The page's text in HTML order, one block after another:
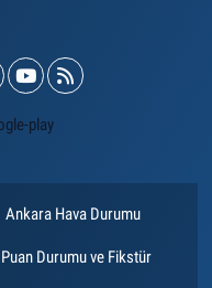
Ankara Hava Durumu
Puan Durumu ve Fikstür